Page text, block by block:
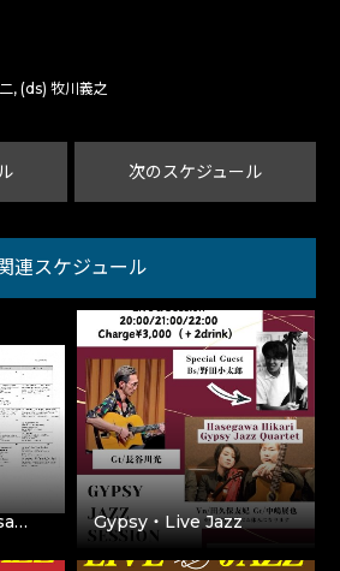
, (ds) 牧川義之
次のスケジュール
連スケジュール
Gypsy・Live Jazz